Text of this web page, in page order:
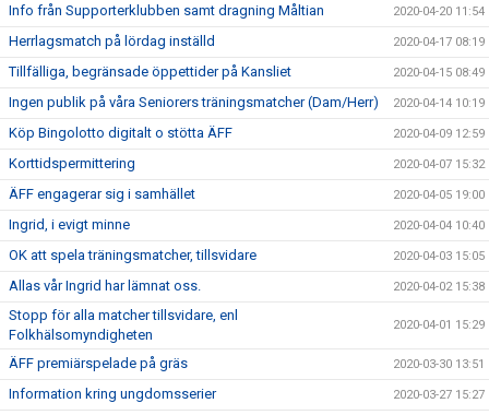
Info från Supporterklubben samt dragning Måltian 2020-04-20 11:54
Herrlagsmatch på lördag inställd 2020-04-17 08:19
Tillfälliga, begränsade öppettider på Kansliet 2020-04-15 08:49
Ingen publik på våra Seniorers träningsmatcher (Dam/Herr) 2020-04-14 10:19
Köp Bingolotto digitalt o stötta ÄFF 2020-04-09 12:59
Korttidspermittering 2020-04-07 15:32
ÄFF engagerar sig i samhället 2020-04-05 19:00
Ingrid, i evigt minne 2020-04-04 10:40
OK att spela träningsmatcher, tillsvidare 2020-04-03 15:05
Allas vår Ingrid har lämnat oss. 2020-04-02 15:38
Stopp för alla matcher tillsvidare, enl
Folkhälsomyndigheten
2020-04-01 15:29
ÄFF premiärspelade på gräs 2020-03-30 13:51
Information kring ungdomsserier 2020-03-27 15:27